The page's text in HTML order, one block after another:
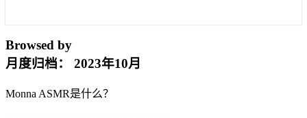
Browsed by
月度归档： 2023年10月
Monna ASMR是什么？